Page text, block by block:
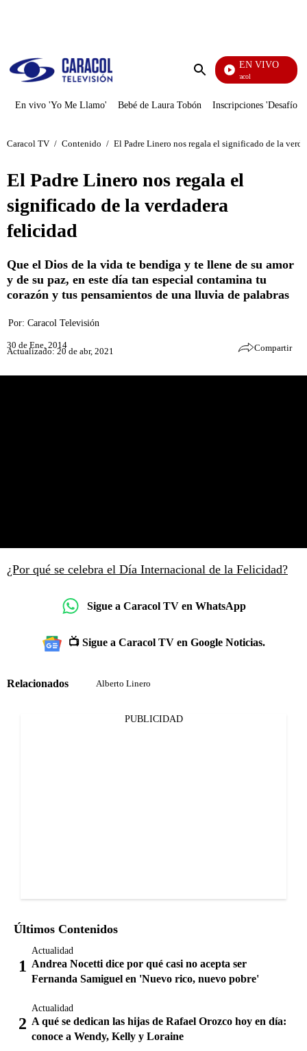
Enviar
EN VIVO
Noticias Caracol
En vivo 'Yo Me Llamo' Bebé de Laura Tobón Inscripciones 'Desafío'
Caracol TV / Contenido / El Padre Linero nos regala el significado de la
El Padre Linero nos regala el
significado de la verdadera
felicidad
Que el Dios de la vida te bendiga y te llene de su amor
y de su paz, en este día tan especial contamina tu
corazón y tus pensamientos de una lluvia de palabras
Por: Caracol Televisión
30 de Ene, 2014
Actualizado: 20 de abr, 2021 Compartir
¿Por qué se celebra el Día Internacional de la Felicidad?
Sigue a Caracol TV en WhatsApp
📺 Sigue a Caracol TV en Google Noticias.
Relacionados Alberto Linero
PUBLICIDAD
Últimos Contenidos
Actualidad
Andrea Nocetti dice por qué casi no acepta ser
Fernanda Samiguel en 'Nuevo rico, nuevo pobre'
Actualidad
A qué se dedican las hijas de Rafael Orozco hoy en día:
conoce a Wendy, Kelly y Loraine